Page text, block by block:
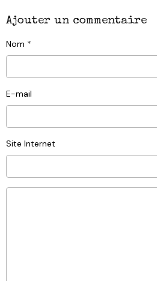
Ajouter un commentaire
Nom
E-mail
Site Internet